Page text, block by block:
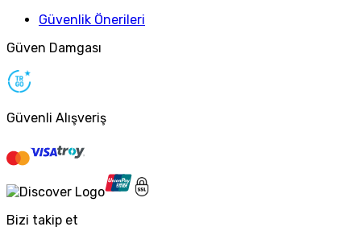
Güvenlik Önerileri
Güven Damgası
Güvenli Alışveriş
Bizi takip et